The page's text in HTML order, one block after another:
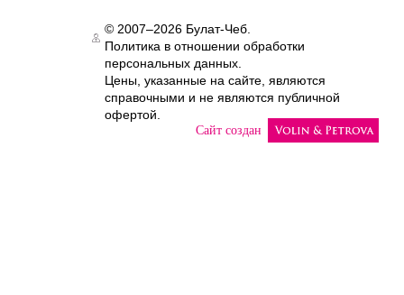
Сайт создан
© 2007–2026 Булат-Чеб.
Политика в отношении обработки
персональных данных.
Цены, указанные на сайте, являются
справочными и не являются публичной
офертой.
Authorization